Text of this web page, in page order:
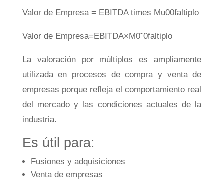
Valor de Empresa = EBITDA times Mu00faltiplo
Valor de Empresa=EBITDA×M0˘0faltiplo
La valoración por múltiplos es ampliamente
utilizada en procesos de compra y venta de
empresas porque refleja el comportamiento real
del mercado y las condiciones actuales de la
industria.
Es útil para:
Fusiones y adquisiciones
Venta de empresas